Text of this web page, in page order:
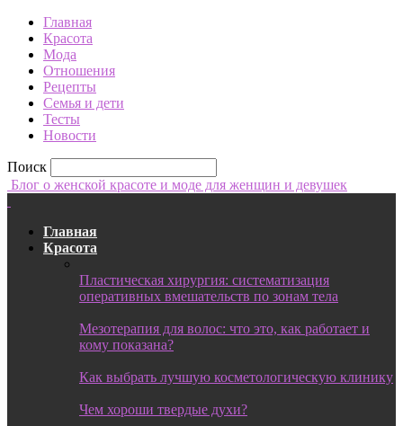
Главная
Красота
Мода
Отношения
Рецепты
Семья и дети
Тесты
Новости
Поиск
Блог о женской красоте и моде для женщин и девушек
Главная
Красота
Пластическая хирургия: систематизация
оперативных вмешательств по зонам тела
Мезотерапия для волос: что это, как работает и
кому показана?
Как выбрать лучшую косметологическую клинику
Чем хороши твердые духи?